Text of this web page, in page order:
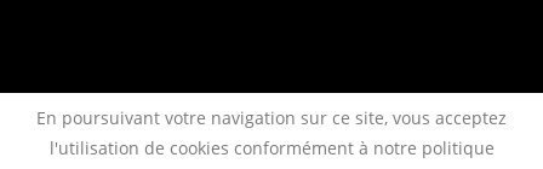
En poursuivant votre navigation sur ce site, vous acceptez
l'utilisation de cookies conformément à notre politique